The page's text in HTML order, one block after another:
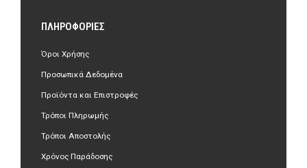
ΠΛΗΡΟΦΟΡΊΕΣ
Όροι Χρήσης
Προσωπικά Δεδομένα
Προϊόντα και Επιστροφές
Τρόποι Πληρωμής
Τρόποι Αποστολής
Χρόνος Παράδοσης